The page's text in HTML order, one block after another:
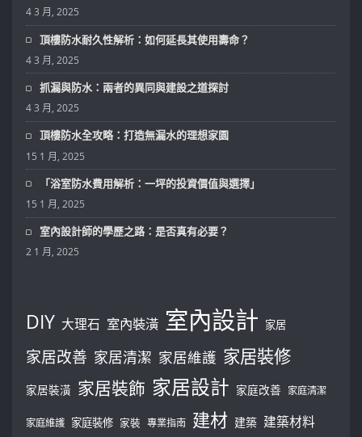
4 3 月, 2025
頂樓防水耐久性解析：如何延長其使用壽命？
4 3 月, 2025
抓漏與防水：兩者的異同與建設之道探討
4 3 月, 2025
頂樓防水全攻略：打造無漏水的理想家園
15 1 月, 2025
「浴室防水費用解析：一坪的投資價值與選擇」
15 1 月, 2025
室內設計師的學歷之路：是否真有必要？
2 1 月, 2025
DIY 大理石 室內裝潢 室內設計 家居
家居改善 家居清潔 家居維護 家居裝修
家居裝潢 家居裝飾 家居設計 家庭改善 家庭清潔
家庭維護 家庭裝修 家裝 專業指南 建材 建築 建築材料